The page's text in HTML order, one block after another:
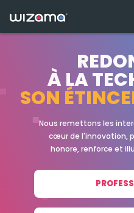
À LA
SON
Nous remettons les
cœur de l'innovation,
honore, renforce et